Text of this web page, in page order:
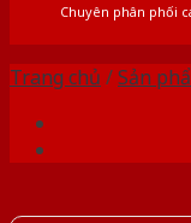
Chuyên phân phối
Trang chủ /Sản